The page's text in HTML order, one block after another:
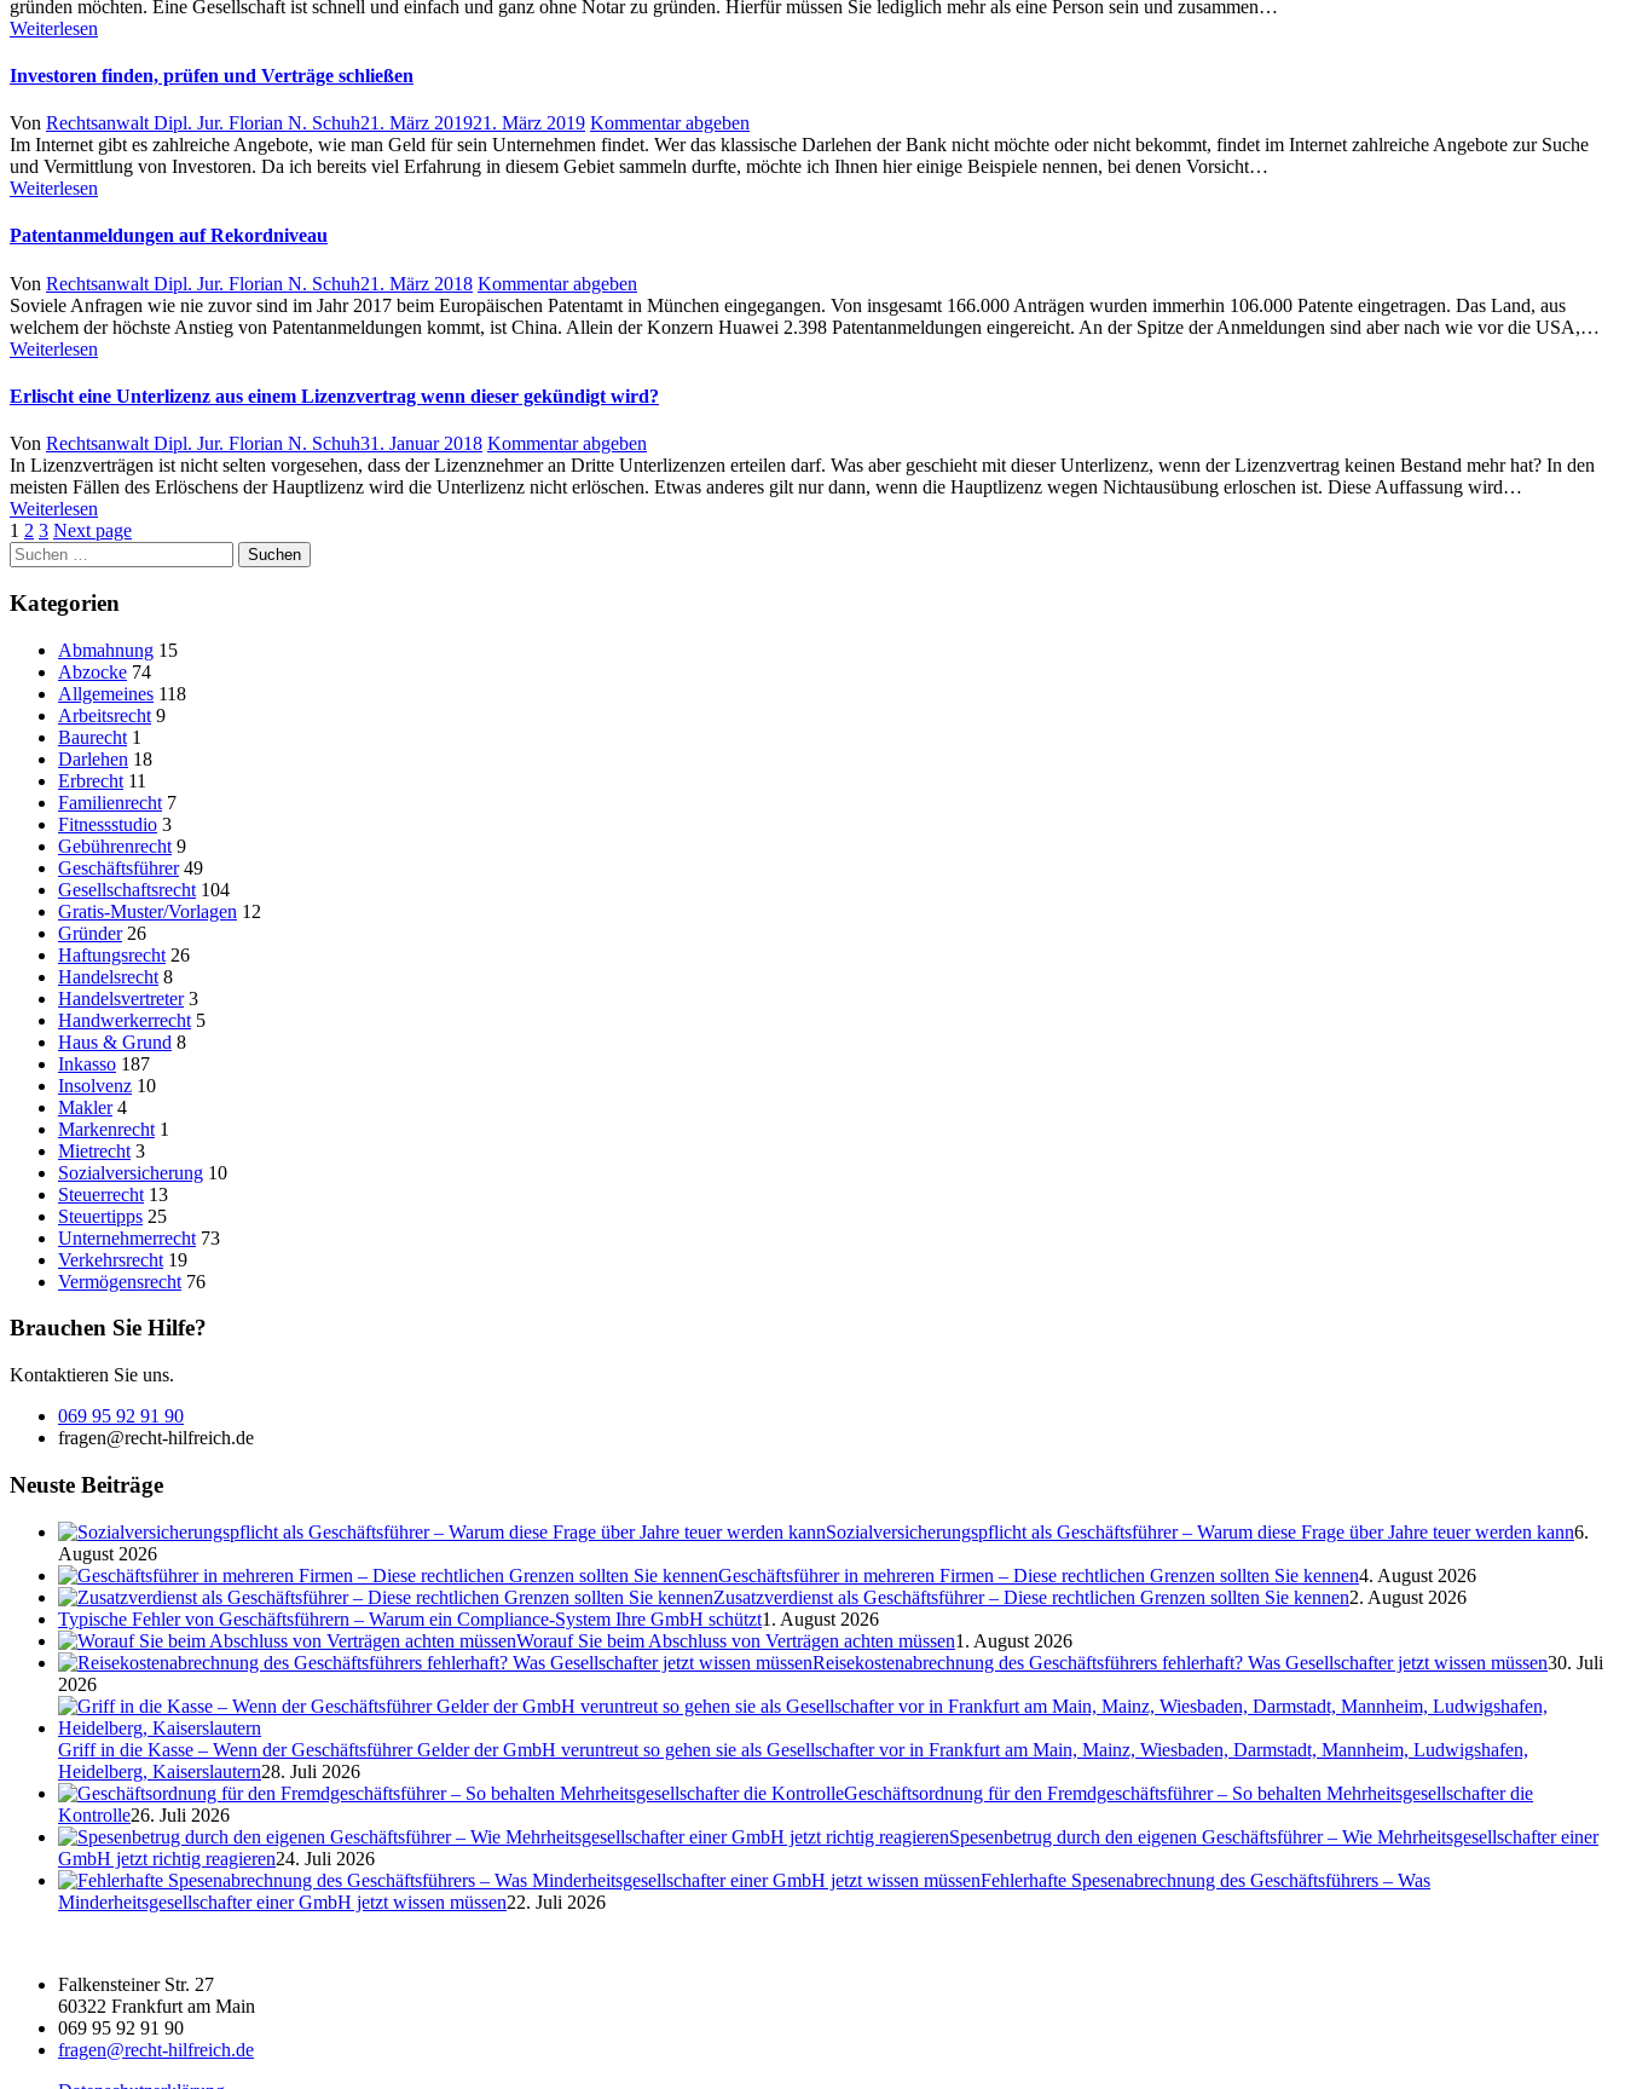
gründen möchten. Eine Gesellschaft ist schnell und einfach und ganz ohne Notar zu gründen. Hierfür müssen Sie lediglich mehr als eine Person sein und zusammen…
Weiterlesen
Investoren finden, prüfen und Verträge schließen
Author
Von Rechtsanwalt Dipl. Jur. Florian N. SchuhPosted
on
21. März 201921. März 2019 Kommentar abgeben
Im Internet gibt es zahlreiche Angebote, wie man Geld für sein Unternehmen findet. Wer das klassische Darlehen der Bank nicht möchte oder nicht bekommt, findet im Internet zahlreiche Angebote zur Suche
und Vermittlung von Investoren. Da ich bereits viel Erfahrung in diesem Gebiet sammeln durfte, möchte ich Ihnen hier einige Beispiele nennen, bei denen Vorsicht…
Weiterlesen
Patentanmeldungen auf Rekordniveau
Author
Von Rechtsanwalt Dipl. Jur. Florian N. SchuhPosted
on
21. März 2018 Kommentar abgeben
Soviele Anfragen wie nie zuvor sind im Jahr 2017 beim Europäischen Patentamt in München eingegangen. Von insgesamt 166.000 Anträgen wurden immerhin 106.000 Patente eingetragen. Das Land, aus
welchem der höchste Anstieg von Patentanmeldungen kommt, ist China. Allein der Konzern Huawei 2.398 Patentanmeldungen eingereicht. An der Spitze der Anmeldungen sind aber nach wie vor die USA,…
Weiterlesen
Erlischt eine Unterlizenz aus einem Lizenzvertrag wenn dieser gekündigt wird?
Author
Von Rechtsanwalt Dipl. Jur. Florian N. SchuhPosted
on
31. Januar 2018 Kommentar abgeben
In Lizenzverträgen ist nicht selten vorgesehen, dass der Lizenznehmer an Dritte Unterlizenzen erteilen darf. Was aber geschieht mit dieser Unterlizenz, wenn der Lizenzvertrag keinen Bestand mehr hat? In den
meisten Fällen des Erlöschens der Hauptlizenz wird die Unterlizenz nicht erlöschen. Etwas anderes gilt nur dann, wenn die Hauptlizenz wegen Nichtausübung erloschen ist. Diese Auffassung wird…
Weiterlesen
1 2 3 Next page
Suchen
nach:
Kategorien
Abmahnung 15
Abzocke 74
Allgemeines 118
Arbeitsrecht 9
Baurecht 1
Darlehen 18
Erbrecht 11
Familienrecht 7
Fitnessstudio 3
Gebührenrecht 9
Geschäftsführer 49
Gesellschaftsrecht 104
Gratis-Muster/Vorlagen 12
Gründer 26
Haftungsrecht 26
Handelsrecht 8
Handelsvertreter 3
Handwerkerrecht 5
Haus & Grund 8
Inkasso 187
Insolvenz 10
Makler 4
Markenrecht 1
Mietrecht 3
Sozialversicherung 10
Steuerrecht 13
Steuertipps 25
Unternehmerrecht 73
Verkehrsrecht 19
Vermögensrecht 76
Brauchen Sie Hilfe?
Kontaktieren Sie uns.
069 95 92 91 90
fragen@recht-hilfreich.de
Neuste Beiträge
Sozialversicherungspflicht als Geschäftsführer – Warum diese Frage über Jahre teuer werden kann6.
August 2026
Geschäftsführer in mehreren Firmen – Diese rechtlichen Grenzen sollten Sie kennen4. August 2026
Zusatzverdienst als Geschäftsführer – Diese rechtlichen Grenzen sollten Sie kennen2. August 2026
Typische Fehler von Geschäftsführern – Warum ein Compliance-System Ihre GmbH schützt1. August 2026
Worauf Sie beim Abschluss von Verträgen achten müssen1. August 2026
Reisekostenabrechnung des Geschäftsführers fehlerhaft? Was Gesellschafter jetzt wissen müssen30. Juli
2026
Griff in die Kasse – Wenn der Geschäftsführer Gelder der GmbH veruntreut so gehen sie als Gesellschafter vor in Frankfurt am Main, Mainz, Wiesbaden, Darmstadt, Mannheim, Ludwigshafen,
Heidelberg, Kaiserslautern28. Juli 2026
Geschäftsordnung für den Fremdgeschäftsführer – So behalten Mehrheitsgesellschafter die
Kontrolle26. Juli 2026
Spesenbetrug durch den eigenen Geschäftsführer – Wie Mehrheitsgesellschafter einer
GmbH jetzt richtig reagieren24. Juli 2026
Fehlerhafte Spesenabrechnung des Geschäftsführers – Was
Minderheitsgesellschafter einer GmbH jetzt wissen müssen22. Juli 2026
Falkensteiner Str. 27
60322 Frankfurt am Main
069 95 92 91 90
fragen@recht-hilfreich.de